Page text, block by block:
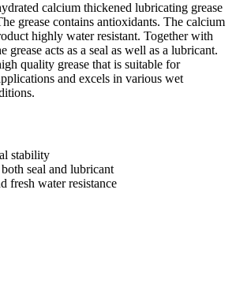
calcium thickened lubricating grease
grease contains antioxidants. The calcium
highly water resistant. Together with
grease acts as a seal as well as a lubricant.
quality grease that is suitable for
and excels in various wet
stability
seal and lubricant
fresh water resistance